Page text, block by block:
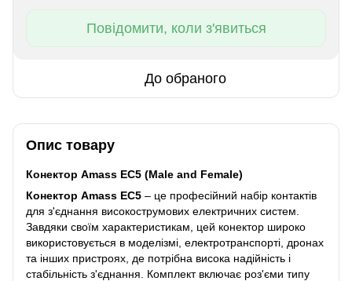
Повідомити, коли з'явиться
До обраного
Опис товару
Конектор Amass EC5 (Male and Female)
Конектор Amass EC5 – це професійний набір контактів
для з'єднання високострумових електричних систем.
Завдяки своїм характеристикам, цей конектор широко
використовується в моделізмі, електротранспорті, дронах
та інших пристроях, де потрібна висока надійність і
стабільність з'єднання. Комплект включає роз'єми типу